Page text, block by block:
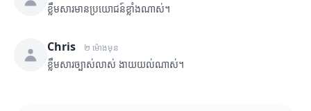
ខ្លឹមសារមានប្រយោជន៍ខ្លាំងណាស់។
Chris ២ ម៉ោងមុន
ខ្លឹមសារច្បាស់លាស់ ងាយយល់ណាស់។